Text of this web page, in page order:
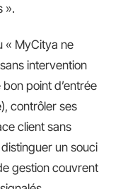
».
« MyCitya ne
intervention
point d’entrée
contrôler ses
client sans
un souci
gestion couvrent